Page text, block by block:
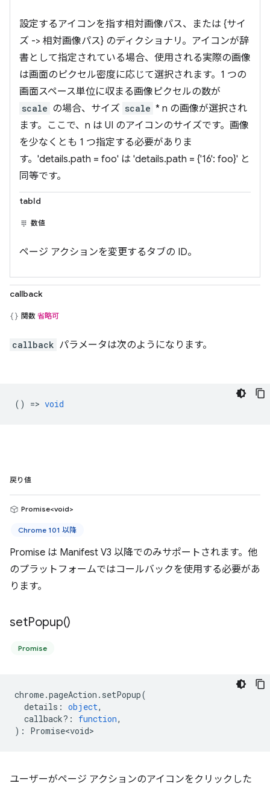
設定するアイコンを指す相対画像パス、または {サイ
ズ -> 相対画像パス} のディクショナリ。アイコンが辞
書として指定されている場合、使用される実際の画像
は画面のピクセル密度に応じて選択されます。1 つの
画面スペース単位に収まる画像ピクセルの数が
scale の場合、サイズ scale * n の画像が選択され
ます。ここで、n は UI のアイコンのサイズです。画像
を少なくとも 1 つ指定する必要がありま
す。'details.path = foo' は 'details.path = {'16': foo}' と
同等です。
tabId
数値
ページ アクションを変更するタブの ID。
callback
関数 省略可
callback パラメータは次のようになります。
() => void
戻り値
Promise<void>
Chrome 101 以降
Promise は Manifest V3 以降でのみサポートされます。他
のプラットフォームではコールバックを使用する必要があ
ります。
setPopup()
Promise
chrome.pageAction . setPopup(
details : object,
callback? : function,
) : Promise<void>
ユーザーがページ アクションのアイコンをクリックした